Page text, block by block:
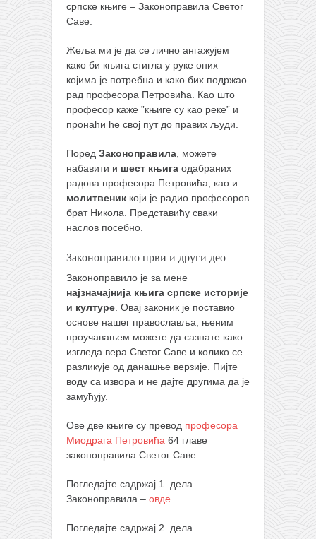
најновије на блогу
историја каратеа
бубиши
карате
кихон
наиханчи
кушанку
пасаи
темашивари
кобудо
бо
тонфа
саи
тимбеи рочин
тсунами дојо
снимци наступа
галерија клуба
чланарина
контакт
бесплатна е-књига
српске књиге – Законоправила Светог
Саве.
Жеља ми је да се лично ангажујем
како би књига стигла у руке оних
којима је потребна и како бих подржао
рад професора Петровића. Као што
професор каже ”књиге су као реке” и
пронаћи ће свој пут до правих људи.
Поред Законоправила, можете
набавити и шест књига одабраних
радова професора Петровића, као и
молитвеник који је радио професоров
брат Никола. Представићу сваки
наслов посебно.
Законоправило први и други део
Законоправило је за мене
најзначајнија књига српске историје
и културе. Овај законик је поставио
основе нашег православља, њеним
проучавањем можете да сазнате како
изгледа вера Светог Саве и колико се
разликује од данашње верзије. Пијте
воду са извора и не дајте другима да је
замућују.
Ове две књиге су превод професора
Миодрага Петровића 64 главе
законоправила Светог Саве.
Погледајте садржај 1. дела
Законоправила – овде.
Погледајте садржај 2. дела